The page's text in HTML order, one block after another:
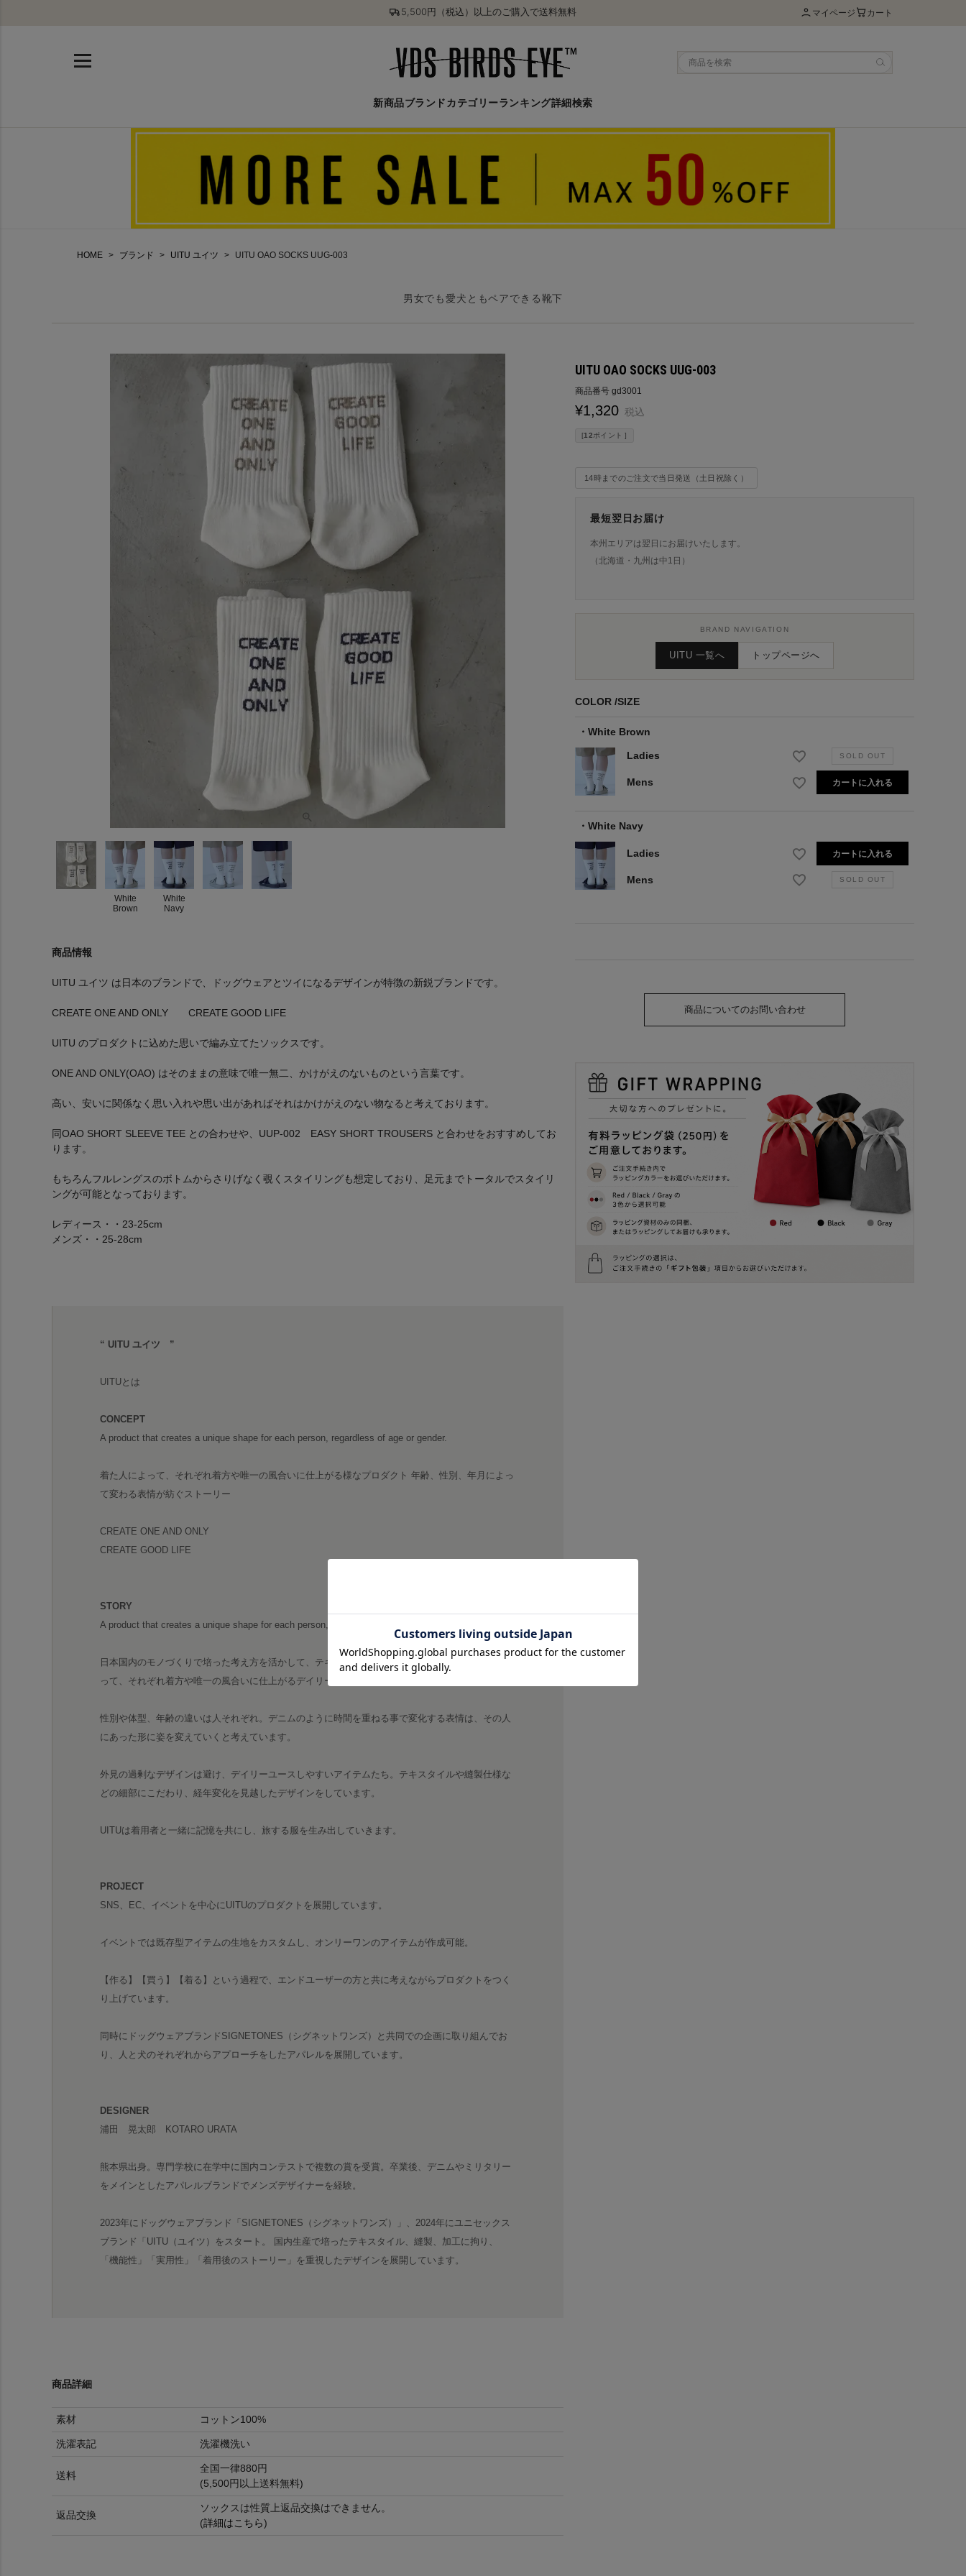
5,500円（税込）以上のご購入で送料無料 マイページ カート
新商品ブランド カテゴリーランキング詳細検索
HOME ブランド UITU ユイツ UITU OAO SOCKS UUG-003
男女でも愛犬ともペアできる靴下
White
Brown
White
Navy
商品情報
UITU ユイツ は日本のブランドで、ドッグウェアとツイになるデザインが特徴の新鋭ブランドです。
CREATE ONE AND ONLY CREATE GOOD LIFE
UITU のプロダクトに込めた思いで編み立てたソックスです。
ONE AND ONLY(OAO) はそのままの意味で唯一無二、かけがえのないものという言葉です。
高い、安いに関係なく思い入れや思い出があればそれはかけがえのない物なると考えております。
同OAO SHORT SLEEVE TEE との合わせや、UUP-002 EASY SHORT TROUSERS と合わせをおすすめしてお
ります。
もちろんフルレングスのボトムからさりげなく覗くスタイリングも想定しており、足元までトータルでスタイリ
ングが可能となっております。
レディース・・23-25cm
メンズ・・25-28cm
“ UITU ユイツ ”
UITUとは
CONCEPT
A product that creates a unique shape for each person, regardless of age or gender.
着た人によって、それぞれ着方や唯一の風合いに仕上がる様なプロダクト 年齢、性別、年月によっ
て変わる表情が紡ぐストーリー
CREATE ONE AND ONLY
CREATE GOOD LIFE
STORY
A product that creates a unique shape for each person, regardless of age or gender.
日本国内のモノづくりで培った考え方を活かして、テキスタイル、縫製、加工に拘り、着た人によ
って、それぞれ着方や唯一の風合いに仕上がるデイリーウェアを追求していきます。
性別や体型、年齢の違いは人それぞれ。デニムのように時間を重ねる事で変化する表情は、その人
にあった形に姿を変えていくと考えています。
外見の過剰なデザインは避け、デイリーユースしやすいアイテムたち。テキスタイルや縫製仕様な
どの細部にこだわり、経年変化を見越したデザインをしています。
UITUは着用者と一緒に記憶を共にし、旅する服を生み出していきます。
PROJECT
SNS、EC、イベントを中心にUITUのプロダクトを展開しています。
イベントでは既存型アイテムの生地をカスタムし、オンリーワンのアイテムが作成可能。
【作る】【買う】【着る】という過程で、エンドユーザーの方と共に考えながらプロダクトをつく
り上げています。
同時にドッグウェアブランドSIGNETONES（シグネットワンズ）と共同での企画に取り組んでお
り、人と犬のそれぞれからアプローチをしたアパレルを展開しています。
DESIGNER
浦田 晃太郎 KOTARO URATA
熊本県出身。専門学校に在学中に国内コンテストで複数の賞を受賞。卒業後、デニムやミリタリー
をメインとしたアパレルブランドでメンズデザイナーを経験。
2023年にドッグウェアブランド「SIGNETONES（シグネットワンズ）」、2024年にユニセックス
ブランド「UITU（ユイツ）をスタート。 国内生産で培ったテキスタイル、縫製、加工に拘り、
「機能性」「実用性」「着用後のストーリー」を重視したデザインを展開しています。
商品詳細
素材 コットン100%
洗濯表記 洗濯機洗い
送料
全国一律880円
(5,500円以上送料無料)
返品交換
ソックスは性質上返品交換はできません。
(詳細はこちら)
UITU OAO SOCKS UUG-003
商品番号 gd3001
¥1,320 税込
[12ポイント ]
14時までのご注文で当日発送（土日祝除く）
最短翌日お届け
本州エリアは翌日にお届けいたします。
（北海道・九州は中1日）
BRAND NAVIGATION
UITU 一覧へ トップページへ
COLOR SIZE
White Brown
Ladies
Mens カートに入れる
White Navy
Ladies カートに入れる
Mens
商品についてのお問い合わせ